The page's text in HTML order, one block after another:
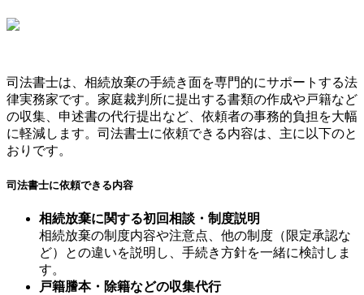
司法書士は、相続放棄の手続き面を専門的にサポートする法
律実務家です。家庭裁判所に提出する書類の作成や戸籍など
の収集、申述書の代行提出など、依頼者の事務的負担を大幅
に軽減します。司法書士に依頼できる内容は、主に以下のと
おりです。
司法書士に依頼できる内容
相続放棄に関する初回相談・制度説明
相続放棄の制度内容や注意点、他の制度（限定承認な
ど）との違いを説明し、手続き方針を一緒に検討しま
す。
戸籍謄本・除籍などの収集代行